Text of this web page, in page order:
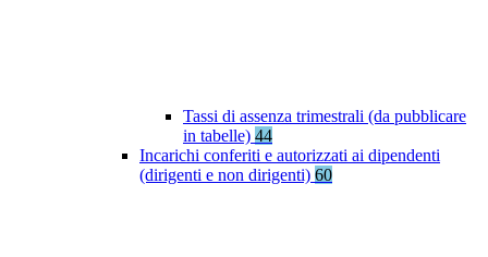
Tassi di assenza trimestrali (da pubblicare
in tabelle) 44
Incarichi conferiti e autorizzati ai dipendenti
(dirigenti e non dirigenti) 60